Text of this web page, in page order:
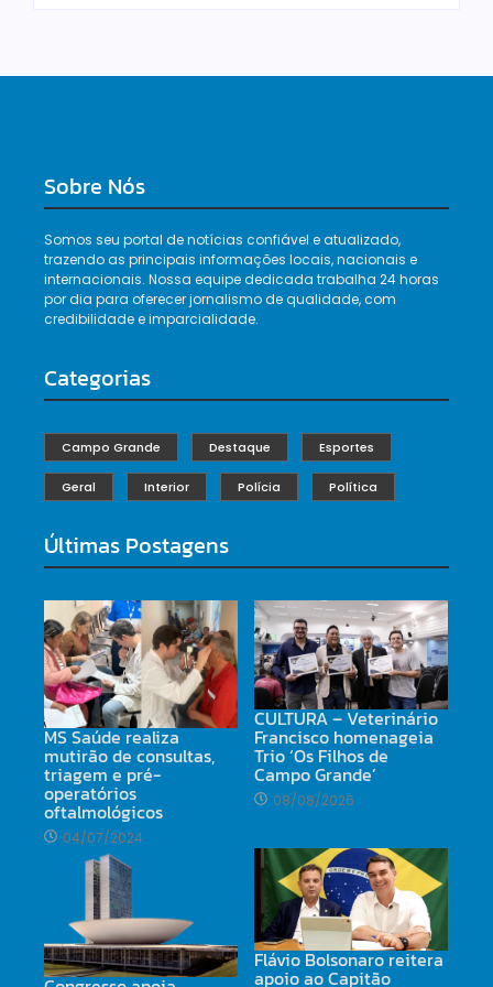
Sobre Nós
Somos seu portal de notícias confiável e atualizado,
trazendo as principais informações locais, nacionais e
internacionais. Nossa equipe dedicada trabalha 24 horas
por dia para oferecer jornalismo de qualidade, com
credibilidade e imparcialidade.
Categorias
Campo Grande Destaque Esportes
Geral Interior Polícia Política
Últimas Postagens
MS Saúde realiza
mutirão de consultas,
triagem e pré-
operatórios
oftalmológicos
04/07/2024
CULTURA – Veterinário
Francisco homenageia
Trio ‘Os Filhos de
Campo Grande’
08/08/2026
Flávio Bolsonaro reitera
apoio ao Capitão